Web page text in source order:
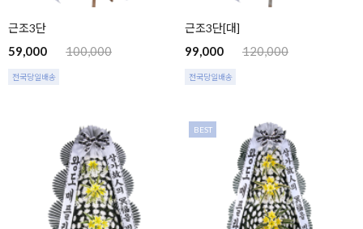
근조3단
59,000 100,000
전국당일배송
근조3단[대]
99,000 120,000
전국당일배송
BEST